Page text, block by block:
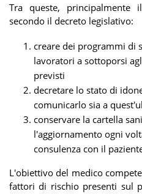
Tra queste, principalmente
secondo il decreto legislativo:
creare dei programmi di
lavoratori a sottoporsi
previsti
decretare lo stato di
comunicarlo sia a
conservare la cartella
l'aggiornamento ogni
consulenza con il
L'obiettivo del medico
fattori di rischio presenti sul